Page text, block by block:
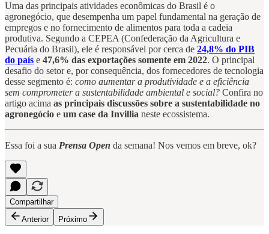
Uma das principais atividades econômicas do Brasil é o
agronegócio, que desempenha um papel fundamental na geração de
empregos e no fornecimento de alimentos para toda a cadeia
produtiva. Segundo a CEPEA (Confederação da Agricultura e
Pecuária do Brasil), ele é responsável por cerca de 24,8% do PIB
do país e 47,6% das exportações somente em 2022. O principal
desafio do setor e, por consequência, dos fornecedores de tecnologia
desse segmento é: como aumentar a produtividade e a eficiência
sem comprometer a sustentabilidade ambiental e social? Confira no
artigo acima as principais discussões sobre a sustentabilidade no
agronegócio e um case da Invillia neste ecossistema.
Essa foi a sua Prensa Open da semana! Nos vemos em breve, ok?
Compartilhar
Anterior
Próximo